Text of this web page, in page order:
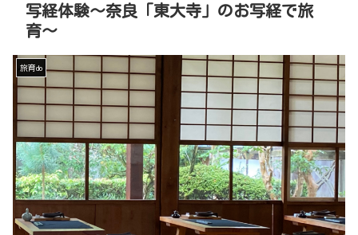
写経体験〜奈良「東大寺」のお写経で旅
育〜
旅育do